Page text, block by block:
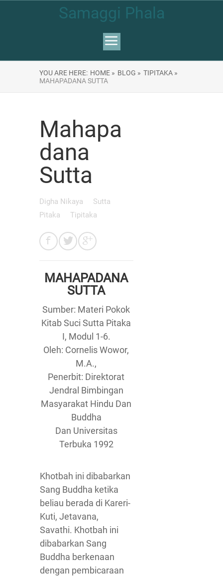
Samaggi Phala
YOU ARE HERE: HOME » BLOG » TIPITAKA »
MAHAPADANA SUTTA
Mahapa
dana
Sutta
Digha Nikaya
Sutta
Pitaka
Tipitaka
MAHAPADANA
SUTTA
Sumber: Materi Pokok
Kitab Suci Sutta Pitaka
I, Modul 1-6.
Oleh: Cornelis Wowor,
M.A.,
Penerbit: Direktorat
Jendral Bimbingan
Masyarakat Hindu Dan
Buddha
Dan Universitas
Terbuka 1992
Khotbah ini dibabarkan
Sang Buddha ketika
beliau berada di Kareri-
Kuti, Jetavana,
Savathi. Khotbah ini
dibabarkan Sang
Buddha berkenaan
dengan pembicaraan